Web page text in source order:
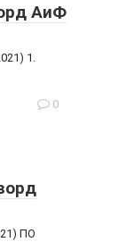
АиФ
1.
0
ПО